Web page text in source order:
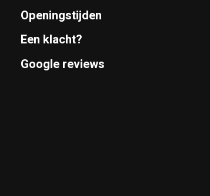
Openingstijden
Een klacht?
Google reviews